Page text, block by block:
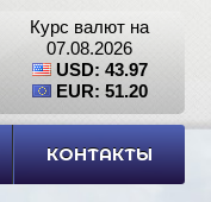
Курс валют на
07.08.2026
USD: 43.97
EUR: 51.20
КОНТАКТЫ